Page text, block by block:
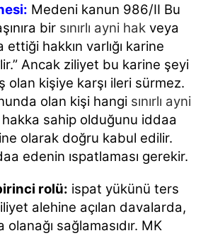
Medeni kanun 986/II Bu
bir sınırlı ayni hak veya
hakkın varlığı karine
Ancak ziliyet bu karine şeyi
olan kişiye karşı ileri sürmez.
olan kişi hangi sınırlı ayni
sahip olduğunu iddaa
olarak doğru kabul edilir.
edenin ıspatlaması gerekir.
rolü: ispat yükünü ters
alehine açılan davalarda,
sağlamasıdır. MK